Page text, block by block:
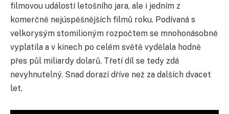
filmovou událostí letošního jara, ale i jedním z
komerčně nejúspěšnějších filmů roku. Podívaná s
velkorysým stomilioným rozpočtem se mnohonásobně
vyplatila a v kinech po celém světě vydělala hodně
přes půl miliardy dolarů. Třetí díl se tedy zdá
nevyhnutelný. Snad dorazí dříve než za dalších dvacet
let.